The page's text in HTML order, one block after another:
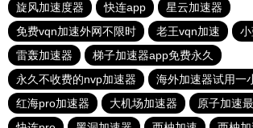
旋风加速度器
快连app
星云加速器
免费vqn加速外网不限时
老王vqn加速
雷轰加速器
梯子加速器app免费永久
永久不收费的nvp加速器
海外加速器试用一
红海pro加速器
大机场加速器
原子加速